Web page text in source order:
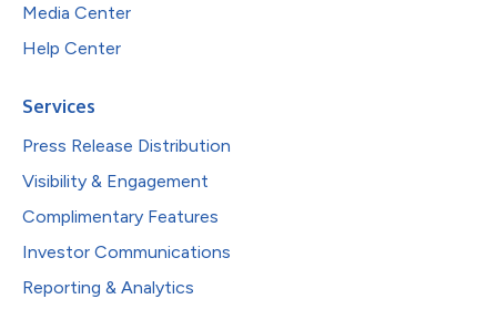
Media Center
Help Center
Services
Press Release Distribution
Visibility & Engagement
Complimentary Features
Investor Communications
Reporting & Analytics